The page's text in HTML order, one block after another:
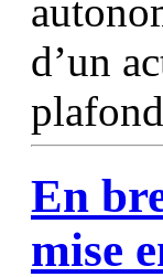
d’un
En
mise